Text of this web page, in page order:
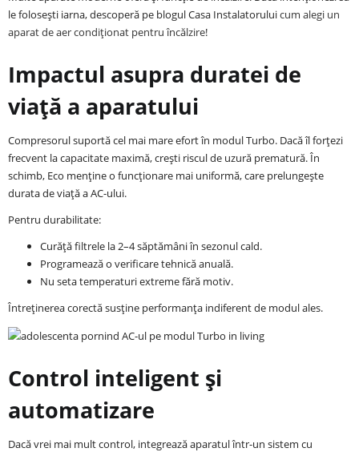
le folosești iarna, descoperă pe blogul Casa Instalatoruluicum alegi un
aparat de aer condiționat pentru încălzire!
Impactul asupra duratei de
viață a aparatului
Compresorul suportă cel mai mare efort în modul Turbo. Dacă îl forțezi
frecvent la capacitate maximă, crești riscul de uzură prematură. În
schimb, Eco menține o funcționare mai uniformă, care prelungește
durata de viață a AC-ului.
Pentru durabilitate:
Curăță filtrele la 2–4 săptămâni în sezonul cald.
Programează o verificare tehnică anuală.
Nu seta temperaturi extreme fără motiv.
Întreținerea corectă susține performanța indiferent de modul ales.
Control inteligent și
automatizare
Dacă vrei mai mult control, integrează aparatul într-un sistem cu